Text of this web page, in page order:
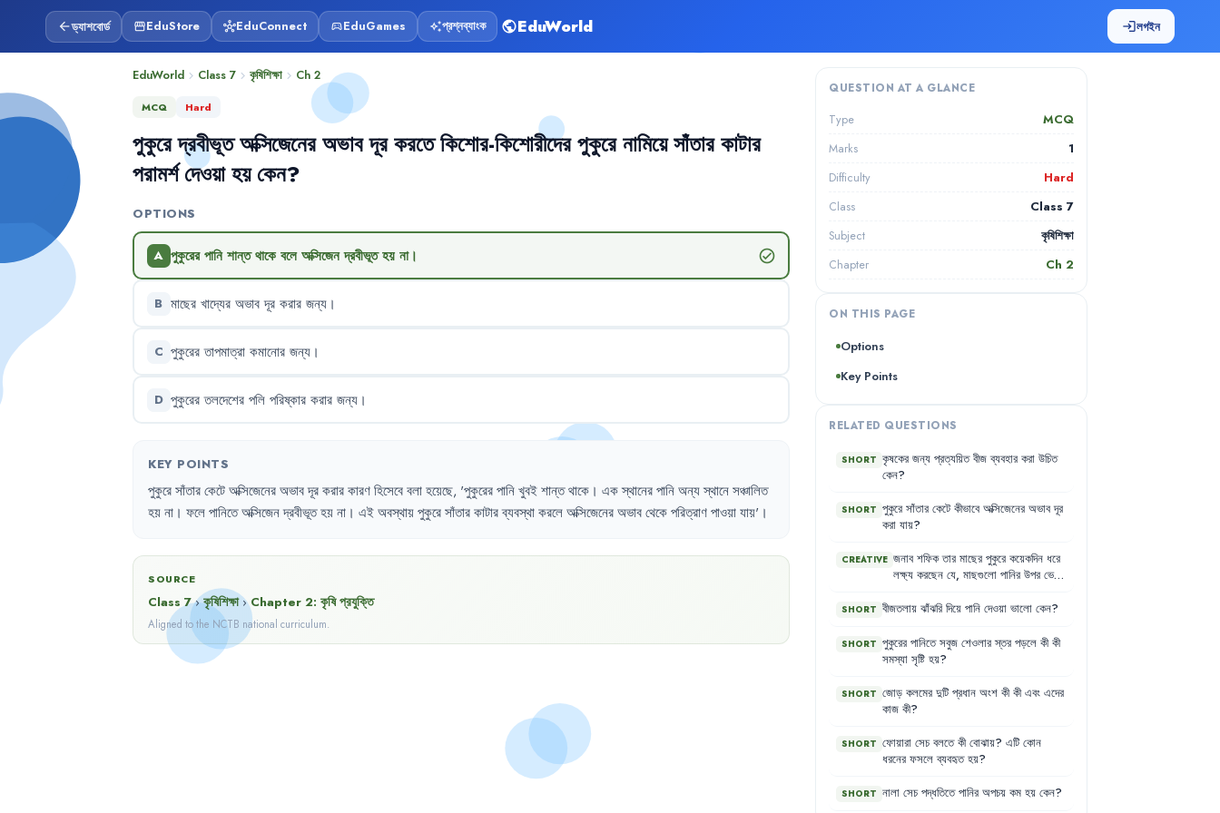
arrow_backড্যাশবোর্ড storefrontEduStore hubEduConnect sports_esportsEduGames auto_awesomeপ্রশ্নব্যাংক publicEduWorld loginলগইন
EduWorld chevron_right Class 7 chevron_right কৃষিশিক্ষা chevron_right Ch 2
MCQ Hard
পুকুরে দ্রবীভূত অক্সিজেনের অভাব দূর করতে কিশোর-কিশোরীদের পুকুরে নামিয়ে সাঁতার কাটার
পরামর্শ দেওয়া হয় কেন?
OPTIONS
A পুকুরের পানি শান্ত থাকে বলে অক্সিজেন দ্রবীভূত হয় না। check_circle
B মাছের খাদ্যের অভাব দূর করার জন্য।
C পুকুরের তাপমাত্রা কমানোর জন্য।
D পুকুরের তলদেশের পলি পরিষ্কার করার জন্য।
KEY POINTS
পুকুরেসাঁতারকেটেঅক্সিজেনেরঅভাবদূরকরারকারণহিসেবেবলাহয়েছে, 'পুকুরেরপানিখুবইশান্তথাকে । একস্থানেরপানিঅন্যস্থানেসঞ্চালিত
হয়না । ফলেপানিতেঅক্সিজেনদ্রবীভূতহয়না । এইঅবস্থায়পুকুরেসাঁতারকাটারব্যবস্থাকরলেঅক্সিজেনেরঅভাবথেকেপরিত্রাণপাওয়াযায়'।
SOURCE
Class 7›কৃষিশিক্ষা ›Chapter 2: কৃষি প্রযুক্তি
Aligned to the NCTB national curriculum.
QUESTION AT A GLANCE
Type MCQ
Marks 1
Difficulty Hard
Class Class 7
Subject কৃষিশিক্ষা
Chapter Ch 2
ON THIS PAGE
Options
Key Points
RELATED QUESTIONS
SHORT কৃষকের জন্য প্রত্যয়িত বীজ ব্যবহার করা উচিত
কেন?
SHORT পুকুরে সাঁতার কেটে কীভাবে অক্সিজেনের অভাব দূর
করা যায়?
CREATIVE জনাব শফিক তার মাছের পুকুরে কয়েকদিন ধরে
লক্ষ্য করছেন যে, মাছগুলো পানির উপর ভেসে
পুকুরের পানিও ঘন সবুজ হয়ে আছে। তিনি
তার প্রতিবেশী রফিক সাহেব তাকে পুকুরের
পরিবেশ উন্নত
SHORT বীজতলায় ঝাঁঝরি দিয়ে পানি দেওয়া ভালো কেন?
SHORT পুকুরের পানিতে সবুজ শেওলার স্তর পড়লে কী কী
সমস্যা সৃষ্টি হয়?
SHORT জোড় কলমের দুটি প্রধান অংশ কী কী এবং এদের
কাজ কী?
SHORT ফোয়ারা সেচ বলতে কী বোঝায়? এটি কোন
ধরনের ফসলে ব্যবহৃত হয়?
SHORT নালা সেচ পদ্ধতিতে পানির অপচয় কম হয় কেন?